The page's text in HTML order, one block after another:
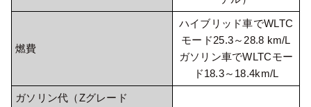
燃費
ハイブリッド車でWLTC
モード25.3～28.8 km/L
ガソリン車でWLTCモー
ド18.3～18.4km/L
ガソリン代（Zグレード